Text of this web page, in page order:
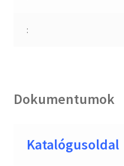
:
Dokumentumok
Katalógusoldal